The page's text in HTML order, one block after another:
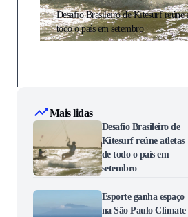
Desafio Brasileiro de Kitesurf reúne
todo o país em setembro
Mais lidas
Desafio Brasileiro de
Kitesurf reúne atletas
de todo o país em
setembro
Esporte ganha espaço
na São Paulo Climate